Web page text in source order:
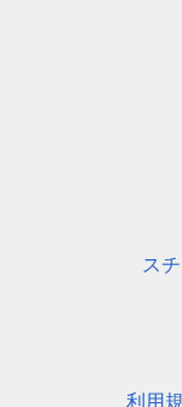
ス
利用